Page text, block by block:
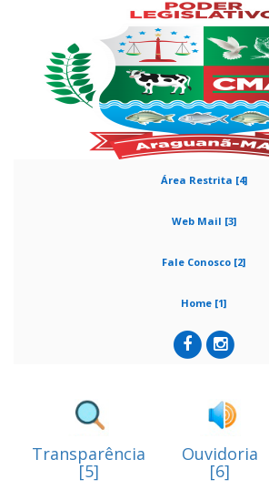
Área Restrita [4]
Web Mail [3]
Fale Conosco [2]
Home [1]
Transparência
[5]
Ouvidoria
[6]